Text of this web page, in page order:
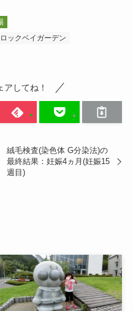
ロックベイガーデン
アしてね！
絨毛検査(染色体 G分染法)の
最終結果：妊娠4ヵ月(妊娠15
週目)